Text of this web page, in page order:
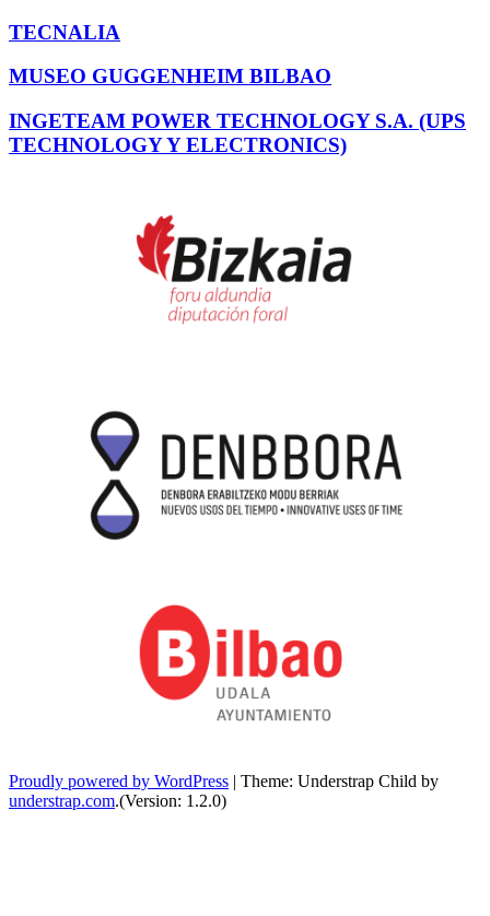
TECNALIA
MUSEO GUGGENHEIM BILBAO
INGETEAM POWER TECHNOLOGY S.A. (UPS
TECHNOLOGY Y ELECTRONICS)
Proudly powered by WordPress | Theme: Understrap Child by
understrap.com.(Version: 1.2.0)